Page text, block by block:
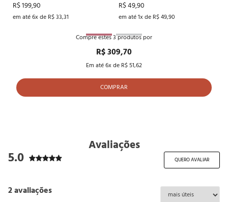
R$ 199,90
em até 6x de R$ 33,31
R$ 49,90
em até 1x de R$ 49,90
Compre estes3produtos por
R$ 309,70
Em até6x de R$ 51,62
COMPRAR
Avaliações
5.0 QUERO AVALIAR
2 avaliações